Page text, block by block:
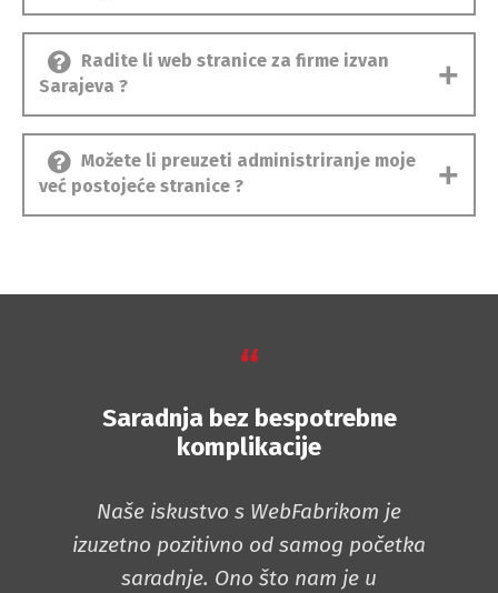
Radite li web stranice za firme izvan
Sarajeva ?
Možete li preuzeti administriranje moje
već postojeće stranice ?
“
Saradnja bez bespotrebne
komplikacije
Naše iskustvo s WebFabrikom je
izuzetno pozitivno od samog početka
saradnje. Ono što nam je u